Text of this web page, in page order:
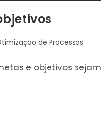
de Processos
e objetivos sejam